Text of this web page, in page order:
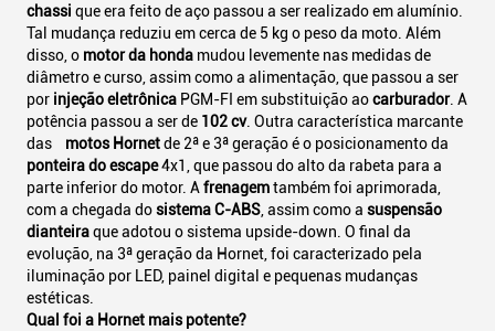
chassi que era feito de aço passou a ser realizado em alumínio.
Tal mudança reduziu em cerca de 5 kg o peso da moto. Além
disso, o motor da honda mudou levemente nas medidas de
diâmetro e curso, assim como a alimentação, que passou a ser
por injeção eletrônica PGM-FI em substituição aocarburador. A
potência passou a ser de 102 cv. Outra característica marcante
das motos Hornetde 2ª e 3ª geração é o posicionamento da
ponteira do escape4x1, que passou do alto da rabeta para a
parte inferior do motor. A frenagemtambém foi aprimorada,
com a chegada dosistema C-ABS , assim como a suspensão
dianteiraque adotou o sistema upside-down. O final da
evolução, na 3ª geração da Hornet, foi caracterizado pela
iluminação por LED, painel digital e pequenas mudanças
estéticas.
Qual foi a Hornet mais potente?